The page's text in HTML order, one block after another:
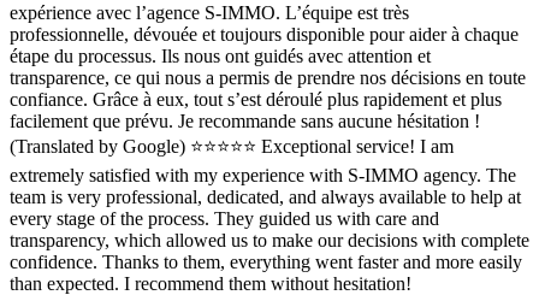
expérience avec l’agence S-IMMO. L’équipe est très
professionnelle, dévouée et toujours disponible pour aider à chaque
étape du processus. Ils nous ont guidés avec attention et
transparence, ce qui nous a permis de prendre nos décisions en toute
confiance. Grâce à eux, tout s’est déroulé plus rapidement et plus
facilement que prévu. Je recommande sans aucune hésitation !
(Translated by Google) ⭐️⭐️⭐️⭐️⭐️ Exceptional service! I am
extremely satisfied with my experience with S-IMMO agency. The
team is very professional, dedicated, and always available to help at
every stage of the process. They guided us with care and
transparency, which allowed us to make our decisions with complete
confidence. Thanks to them, everything went faster and more easily
than expected. I recommend them without hesitation!